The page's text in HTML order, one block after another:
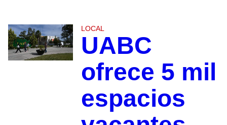
LOCAL
UABC
ofrece 5 mil
espacios